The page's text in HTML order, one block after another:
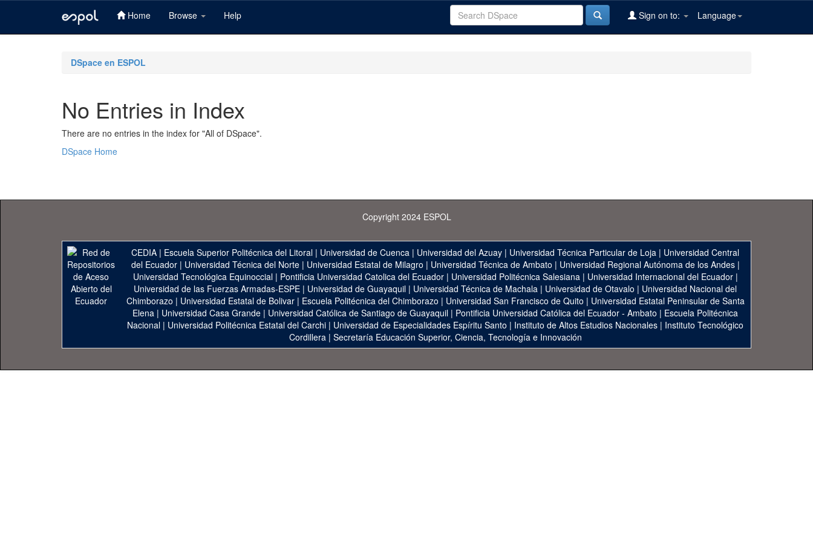
Home Browse Help Language
Sign on to:
DSpace en ESPOL
No Entries in Index
There are no entries in the index for "All of DSpace".
DSpace Home
Copyright 2024 ESPOL
CEDIA | Escuela Superior Politécnica del Litoral | Universidad de Cuenca | Universidad del Azuay | Universidad Técnica Particular de Loja | Universidad Central
del Ecuador| Universidad Técnica del Norte| Universidad Estatal de Milagro | Universidad Técnica de Ambato | Universidad Regional Autónoma de los Andes|
Universidad Tecnológica Equinoccial| Pontificia Universidad Catolica del Ecuador| Universidad Politécnica Salesiana| Universidad Internacional del Ecuador|
Universidad de las Fuerzas Armadas-ESPE | Universidad de Guayaquil | Universidad Técnica de Machala | Universidad de Otavalo | Universidad Nacional del
Chimborazo | Universidad Estatal de Bolivar| Escuela Politécnica del Chimborazo | Universidad San Francisco de Quito | Universidad Estatal Peninsular de Santa
Elena | Universidad Casa Grande | Universidad Católica de Santiago de Guayaquil | Pontificia Universidad Católica del Ecuador - Ambato | Escuela Politécnica
Nacional | Universidad Politécnica Estatal del Carchi | Universidad de Especialidades Espíritu Santo | Instituto de Altos Estudios Nacionales | Instituto Tecnológico
Cordillera| Secretaría Educación Superior, Ciencia, Tecnología e Innovación